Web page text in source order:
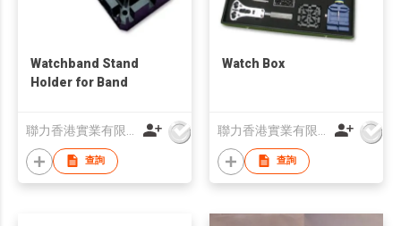
Watchband Stand
Holder for Band
查詢
Watch Box
查詢